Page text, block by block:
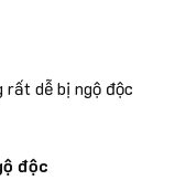
rất dễ bị ngộ độc
độc